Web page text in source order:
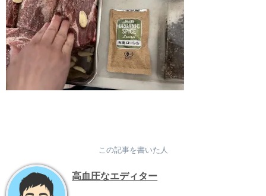
この記事を書いた人
高血圧なエディター